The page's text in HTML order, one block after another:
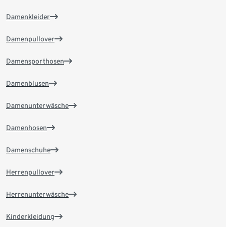
Damenkleider
Damenpullover
Damensporthosen
Damenblusen
Damenunterwäsche
Damenhosen
Damenschuhe
Herrenpullover
Herrenunterwäsche
Kinderkleidung